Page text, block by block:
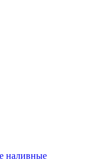
наливные